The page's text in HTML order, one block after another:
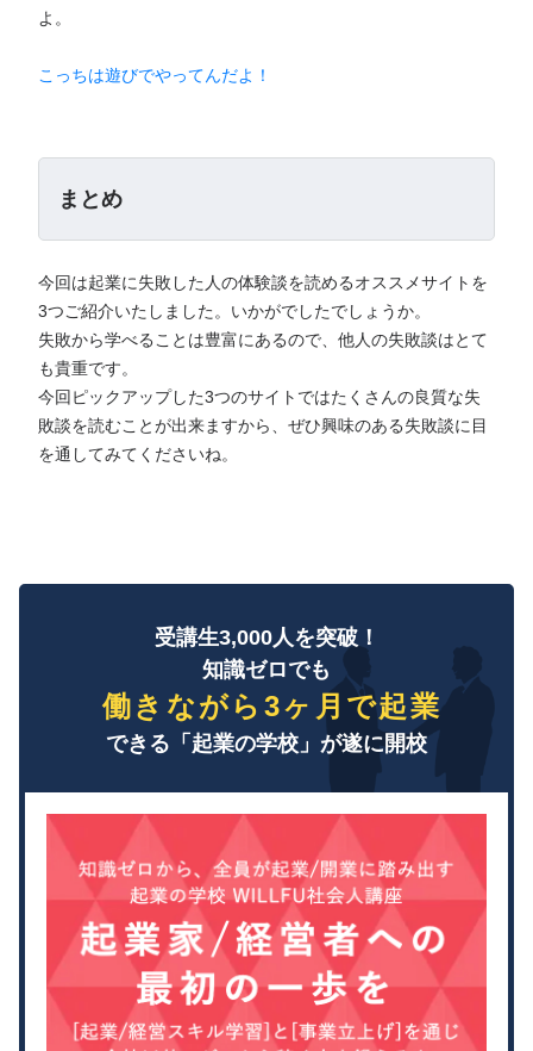
よ。
こっちは遊びでやってんだよ！
まとめ
今回は起業に失敗した人の体験談を読めるオススメサイトを
3つご紹介いたしました。いかがでしたでしょうか。
失敗から学べることは豊富にあるので、他人の失敗談はとて
も貴重です。
今回ピックアップした3つのサイトではたくさんの良質な失
敗談を読むことが出来ますから、ぜひ興味のある失敗談に目
を通してみてくださいね。
受講生3,000人を突破！
知識ゼロでも
働きながら3ヶ月で起業
できる「起業の学校」が遂に開校